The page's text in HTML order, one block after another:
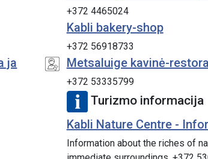
ja
+372 4465024
Kabli bakery-shop
+372 56918733
Metsaluige kavinė-
+372 53335799
Turizmo informacija
Kabli Nature Centre -
Information about the riches of